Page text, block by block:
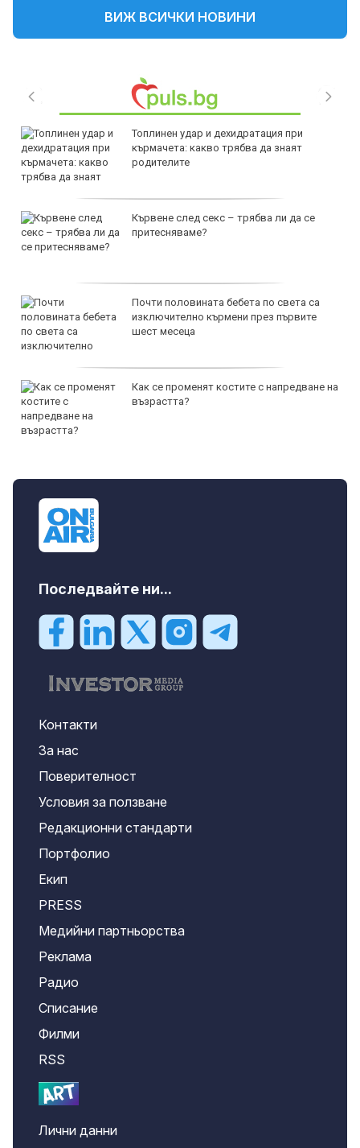
ВИЖ ВСИЧКИ НОВИНИ
Топлинен удар и дехидратация при
кърмачета: какво трябва да знаят
родителите
Кървене след секс – трябва ли да се
притесняваме?
Почти половината бебета по света са
изключително кърмени през първите
шест месеца
Как се променят костите с напредване на
възрастта?
Последвайте ни...
Контакти
За нас
Поверителност
Условия за ползване
Редакционни стандарти
Портфолио
Екип
PRESS
Медийни партньорства
Реклама
Радио
Списание
Филми
RSS
Лични данни